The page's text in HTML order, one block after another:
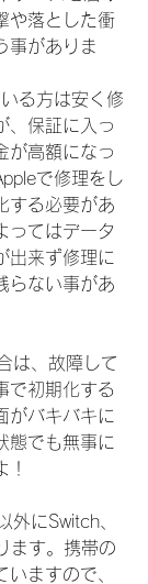
や落とした衝
事がありま
る方は安く修
、保証に入っ
が高額になっ
で修理をし
する必要があ
ってはデータ
出来ず修理に
らない事があ
は、故障して
で初期化する
がバキバキに
態でも無事に
！
外にSwitch、
ます。携帯の
ますので、